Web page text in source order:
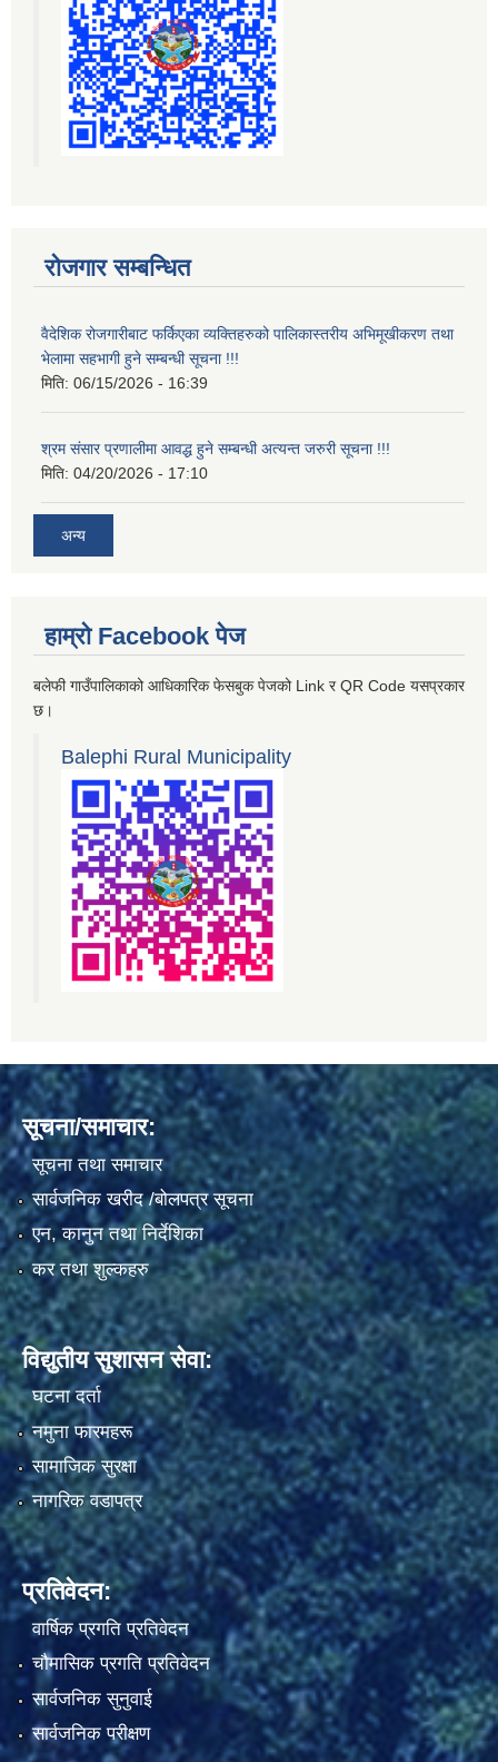
रोजगार सम्बन्धित
वैदेशिक रोजगारीबाट फर्किएका व्यक्तिहरुको पालिकास्तरीय अभिमूखीकरण तथा
भेलामा सहभागी हुने सम्बन्धी सूचना !!!
मिति: 06/15/2026 - 16:39
श्रम संसार प्रणालीमा आवद्ध हुने सम्बन्धी अत्यन्त जरुरी सूचना !!!
मिति: 04/20/2026 - 17:10
अन्य
हाम्रो Facebook पेज
बलेफी गाउँपालिकाको आधिकारिक फेसबुक पेजको Link र QR Code यसप्रकार
छ।
Balephi Rural Municipality
सूचना/समाचार:
सूचना तथा समाचार
सार्वजनिक खरीद /बोलपत्र सूचना
एन, कानुन तथा निर्देशिका
कर तथा शुल्कहरु
विद्युतीय सुशासन सेवा:
घटना दर्ता
नमुना फारमहरू
सामाजिक सुरक्षा
नागरिक वडापत्र
प्रतिवेदन:
वार्षिक प्रगति प्रतिवेदन
चौमासिक प्रगति प्रतिवेदन
सार्वजनिक सुनुवाई
सार्वजनिक परीक्षण